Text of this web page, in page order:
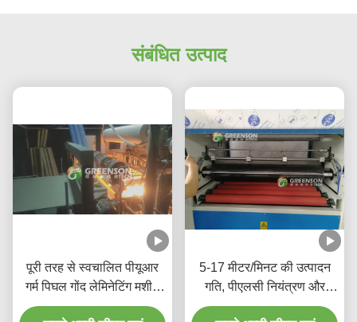
संबंधित उत्पाद
पूरी तरह से स्वचालित पीयूआर
गर्म पिघल गोंद लेमिनेटिंग मशीन
5-17m/min के साथ उत्पादन
5-17 मीटर/मिनट की उत्पादन
गति, पीएलसी नियंत्रण और
पर्यावरण के अनुकूल पीयूआर हॉट